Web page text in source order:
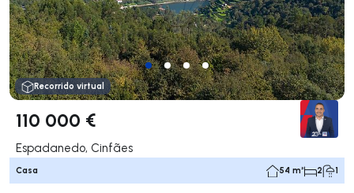
Recorrido virtual
110 000 €
Espadanedo, Cinfães
Casa 54 m² 2 1